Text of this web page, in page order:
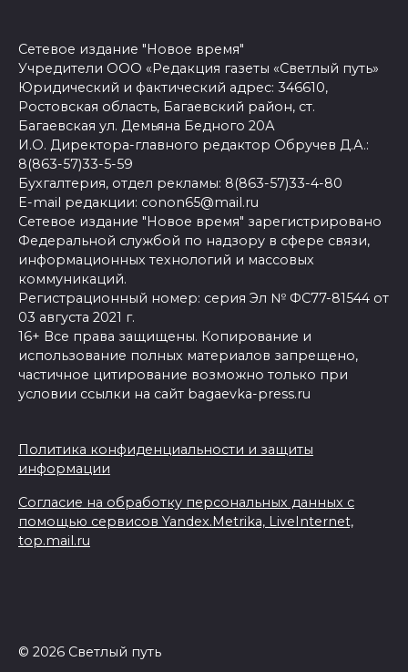
Сетевое издание "Новое время"
Учредители ООО «Редакция газеты «Светлый путь»
Юридический и фактический адрес: 346610,
Ростовская область, Багаевский район, ст.
Багаевская ул. Демьяна Бедного 20А
И.О. Директора-главного редактор Обручев Д.А.:
8(863-57)33-5-59
Бухгалтерия, отдел рекламы: 8(863-57)33-4-80
E-mail редакции: conon65@mail.ru
Сетевое издание "Новое время" зарегистрировано
Федеральной службой по надзору в сфере связи,
информационных технологий и массовых
коммуникаций.
Регистрационный номер: серия Эл № ФС77-81544 от
03 августа 2021 г.
16+ Все права защищены. Копирование и
использование полных материалов запрещено,
частичное цитирование возможно только при
условии ссылки на сайт bagaevka-press.ru
Политика конфиденциальности и защиты
информации
Согласие на обработку персональных данных с
помощью сервисов Yandex.Metrika, LiveInternet,
top.mail.ru
© 2026 Светлый путь